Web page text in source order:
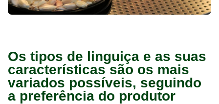
Os tipos de linguiça e as suas
características são os mais
variados possíveis, seguindo
a preferência do produtor